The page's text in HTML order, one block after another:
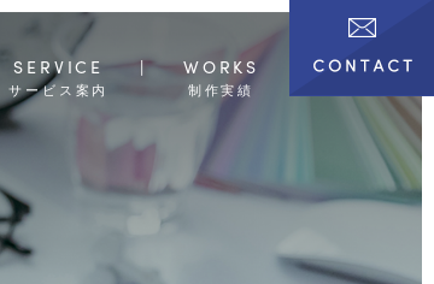
SERVICE
サービス案内
WORKS
制作実績